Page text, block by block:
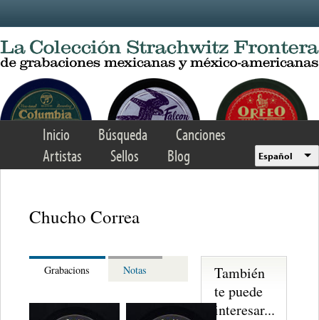
Inicio Búsqueda
Canciones
Artistas
Sellos Blog Español
Chucho Correa
Grabacions Notas
También
te puede
interesar...